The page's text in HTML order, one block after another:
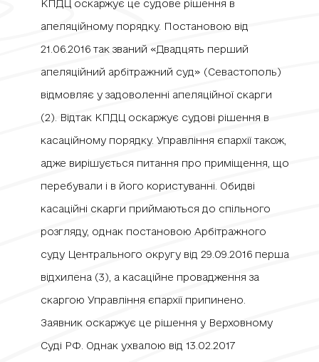
КПДЦ оскаржує це судове рішення в
апеляційному порядку. Постановою від
21.06.2016 так званий «Двадцять перший
апеляційний арбітражний суд» (Севастополь)
відмовляє у задоволенні апеляційної скарги
(2). Відтак КПДЦ оскаржує судові рішення в
касаційному порядку. Управління єпархії також,
адже вирішується питання про приміщення, що
перебували і в його користуванні. Обидві
касаційні скарги приймаються до спільного
розгляду, однак постановою Арбітражного
суду Центрального округу від 29.09.2016 перша
відхилена (3), а касаційне провадження за
скаргою Управління єпархії припинено.
Заявник оскаржує це рішення у Верховному
Суді РФ. Однак ухвалою від 13.02.2017